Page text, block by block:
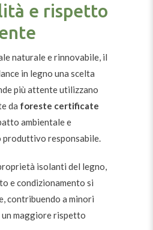
e rispetto
naturale e rinnovabile, il
in legno una scelta
più attente utilizzano
da foreste certificate
ambientale e
produttivo responsabile.
isolanti del legno,
e condizionamento si
contribuendo a minori
un maggiore rispetto